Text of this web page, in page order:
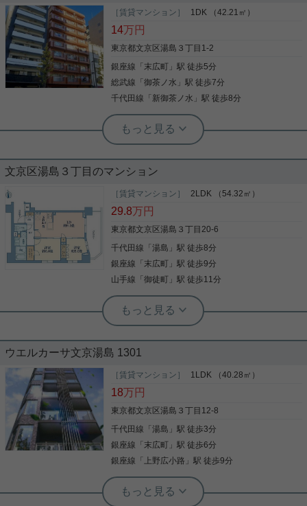
トロックとＴＶモニター付きインターホンが付いて
おりますので、 セキュリティ◎なマンションでござ
の日でも生乾きの心配なし！ ご興味ございましたら
お気軽にお問い合わせくださいませ！
写真(9)
詳細を見る
実用春日ホーム 千石店 会田将弘
湯島駅 １分のオートロック付きマンション！ オー
トロックとＴＶモニター付きインターホンが付いて
います。 また浴室乾燥機も付いておりますので、 雨
の日でも生乾きの心配なし！ ご興味ございましたら
お気軽にお問い合わせくださいませ！
本日は湯島のご物件を紹介！ 山手線、千代田線、銀
座線と複数路線が使える立地！ ペット相談可能のマ
ンションです！ ☆お電話でのご相談もお気軽にくだ
ト TEL：03-6866-1230
実用春日ホーム 白山店 西野健太
12階高層階☆ペット可☆1ＤＫ
階高層階の1ＤＫタイプ。 2020年の築浅で綺麗なマ
ンションです。 ペット可 2口ガスキッチン 浴室乾燥
同間取り別部屋参考となります 設備の整ったお部屋
です。 湯島駅徒歩3分の駅近で、コンビニ徒歩2分、
す。 ご入居は9月上旬から可能。 気になる方は白山
店までお問い合わせください。
［賃貸マンション］ 1DK （42.21㎡）
14万円
東京都文京区湯島３丁目1-2
銀座線 「 末広町 」駅 徒歩5分
総武線 「御茶ノ水 」駅 徒歩7分
千代田線 「 新御茶ノ水 」駅 徒歩8分
根津駅前センター（実用根津ホーム株式会社 根津駅前センター） スタ
ッフ小西
陽当たり良好な１DKタイプ
４２㎡と結ったりとした１DKタイプ 収納も豊富で
荷物が多い方も安心 水回りもスッキリとしたお部屋
です。
写真(9)
文京区湯島３丁目のマンション
［賃貸マンション］ 2LDK （54.32㎡）
29.8万円
東京都文京区湯島３丁目20-6
千代田線 「湯島 」駅 徒歩8分
銀座線 「 末広町 」駅 徒歩9分
山手線 「御徒町 」駅 徒歩11分
実用春日ホーム 茗荷谷駅前センター 齊藤敏孝
エアコン バストイレ別 洗面所独立 玄
ます！ ☆良好な立地☆ ３駅２路線、いずれも徒歩１
０分以内利用可能！ 最寄りの湯島駅迄は徒歩４分の
近さです♪ ☆充実の室内設備☆ 便利なウォークイン
クローゼットや、三口ガスコンロが設置されていま
人気の角部屋で、築10年以内の綺麗な物件です！是
非お気軽にご連絡ください。 こだわりのある住まい
を探している方、当社にお任せしませんか？豊富な
賃貸情報と地域情報をご提供しておりますので、ご
安心していただけます♪ご要望やご不明な点など、お
気軽にご連絡ください(#^^#)
写真(9)
ウエルカーサ文京湯島 1301
［賃貸マンション］ 1LDK （40.28㎡）
18万円
東京都文京区湯島３丁目12-8
千代田線 「湯島 」駅 徒歩3分
銀座線 「 末広町 」駅 徒歩6分
銀座線 「 上野広小路 」駅 徒歩9分
根津駅前センター（実用根津ホーム株式会社 根津駅前センター） スタ
ッフ小西